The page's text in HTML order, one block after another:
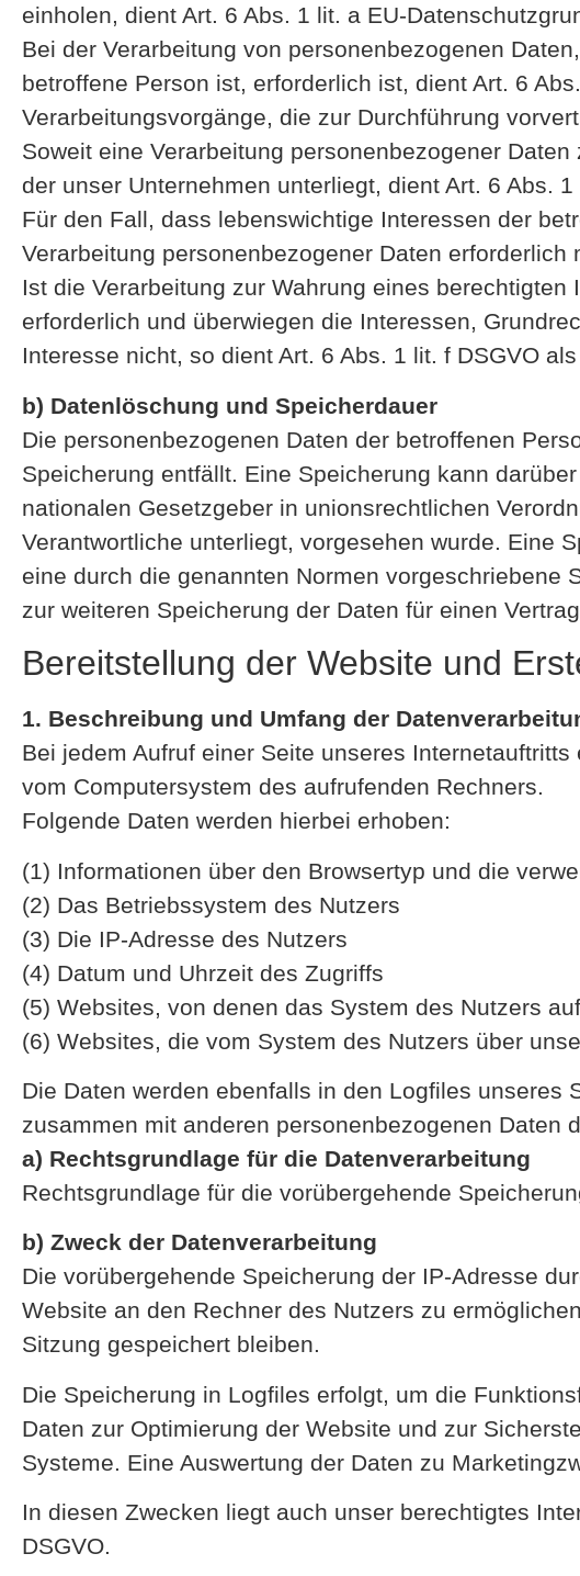
einholen, dient Art. 6 Abs. 1 lit. a EU-
Bei der Verarbeitung von personenbezogenen
betroffene Person ist, erforderlich ist, dient Art. 6
Verarbeitungsvorgänge, die zur Durchführung
Soweit eine Verarbeitung personenbezogener
der unser Unternehmen unterliegt, dient Art. 6 Abs.
Für den Fall, dass lebenswichtige Interessen der
Verarbeitung personenbezogener Daten
Ist die Verarbeitung zur Wahrung eines
erforderlich und überwiegen die Interessen,
Interesse nicht, so dient Art. 6 Abs. 1 lit. f DSGVO
b) Datenlöschung und Speicherdauer
Die personenbezogenen Daten der betroffenen
Speicherung entfällt. Eine Speicherung kann
nationalen Gesetzgeber in unionsrechtlichen
Verantwortliche unterliegt, vorgesehen wurde. Eine
eine durch die genannten Normen
zur weiteren Speicherung der Daten für einen
Bereitstellung der Website und
1. Beschreibung und Umfang der
Bei jedem Aufruf einer Seite unseres
vom Computersystem des aufrufenden Rechners.
Folgende Daten werden hierbei erhoben:
(1) Informationen über den Browsertyp und die
(2) Das Betriebssystem des Nutzers
(3) Die IP-Adresse des Nutzers
(4) Datum und Uhrzeit des Zugriffs
(5) Websites, von denen das System des Nutzers
(6) Websites, die vom System des Nutzers über
Die Daten werden ebenfalls in den Logfiles unseres
zusammen mit anderen personenbezogenen Daten
a) Rechtsgrundlage für die Datenverarbeitung
Rechtsgrundlage für die vorübergehende
b) Zweck der Datenverarbeitung
Die vorübergehende Speicherung der IP-Adresse
Website an den Rechner des Nutzers zu
Sitzung gespeichert bleiben.
Die Speicherung in Logfiles erfolgt, um die
Daten zur Optimierung der Website und zur
Systeme. Eine Auswertung der Daten zu
In diesen Zwecken liegt auch unser berechtigtes
DSGVO.